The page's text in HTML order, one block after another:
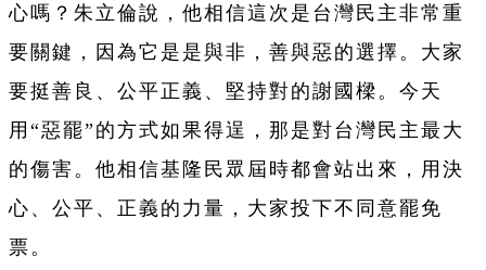
心嗎？朱立倫說，他相信這次是台灣民主非常重
要關鍵，因為它是是與非，善與惡的選擇。大家
要挺善良、公平正義、堅持對的謝國樑。今天
用“惡罷”的方式如果得逞，那是對台灣民主最大
的傷害。他相信基隆民眾屆時都會站出來，用決
心、公平、正義的力量，大家投下不同意罷免
票。